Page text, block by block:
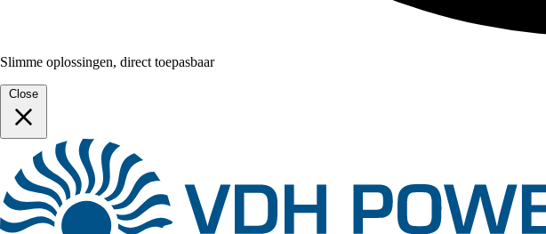
Slimme oplossingen, direct toepasbaar
Close